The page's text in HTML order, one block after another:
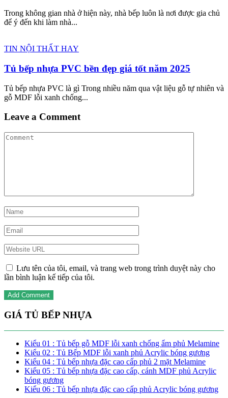
Trong không gian nhà ở hiện này, nhà bếp luôn là nơi được gia chủ
để ý đến khi làm nhà...
TIN NỘI THẤT HAY
Tủ bếp nhựa PVC bền đẹp giá tốt năm 2025
Tủ bếp nhựa PVC là gì Trong nhiều năm qua vật liệu gỗ tự nhiên và
gỗ MDF lỗi xanh chống...
Leave a Comment
Lưu tên của tôi, email, và trang web trong trình duyệt này cho
lần bình luận kế tiếp của tôi.
GIÁ TỦ BẾP NHỰA
Kiểu 01 : Tủ bếp gỗ MDF lỗi xanh chống ẩm phủ Melamine
Kiểu 02 : Tủ Bếp MDF lỗi xanh phủ Acrylic bóng gương
Kiểu 04 : Tủ bếp nhựa đặc cao cấp phủ 2 mặt Melamine
Kiểu 05 : Tủ bếp nhựa đặc cao cấp, cánh MDF phủ Acrylic
bóng gương
Kiểu 06 : Tủ bếp nhựa đặc cao cấp phủ Acrylic bóng gương